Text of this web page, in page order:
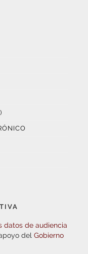
datos de audiencia
del Gobierno